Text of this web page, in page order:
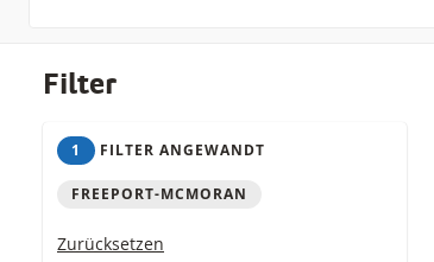
Filter
1 FILTER ANGEWANDT
FREEPORT-MCMORAN
Zurücksetzen